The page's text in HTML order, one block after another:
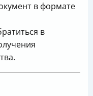
в формате
в